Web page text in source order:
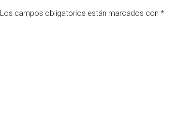
Los campos obligatorios están marcados con *